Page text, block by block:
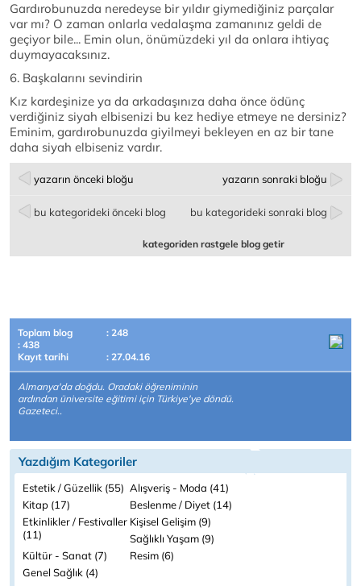
Gardırobunuzda neredeyse bir yıldır giymediğiniz parçalar
var mı? O zaman onlarla vedalaşma zamanınız geldi de
geçiyor bile... Emin olun, önümüzdeki yıl da onlara ihtiyaç
duymayacaksınız.
6. Başkalarını sevindirin
Kız kardeşinize ya da arkadaşınıza daha önce ödünç
verdiğiniz siyah elbisenizi bu kez hediye etmeye ne dersiniz?
Eminim, gardırobunuzda giyilmeyi bekleyen en az bir tane
daha siyah elbiseniz vardır.
yazarın önceki bloğu yazarın sonraki bloğu
bu kategorideki önceki blog bu kategorideki sonraki blog
kategoriden rastgele blog getir
Toplam blog
: 248
: 438
Kayıt tarihi
: 27.04.16
Almanya'da doğdu. Oradaki öğreniminin
ardından üniversite eğitimi için Türkiye'ye döndü.
Gazeteci..
Yazdığım Kategoriler
Estetik / Güzellik (55) Alışveriş - Moda (41)
Kitap (17)
Beslenme / Diyet (14)
Etkinlikler / Festivaller
(11)
Kişisel Gelişim (9)
Sağlıklı Yaşam (9)
Kültür - Sanat (7)
Resim (6)
Genel Sağlık (4)